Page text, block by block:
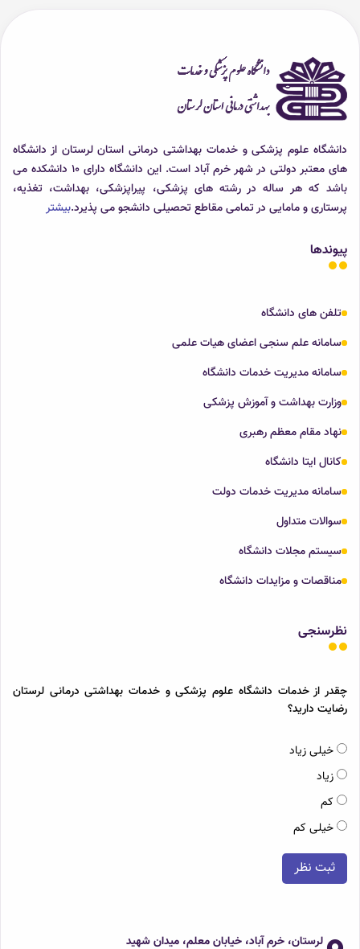
دانشگاه علوم پزشکی و خدمات بهداشتی درمانی استان لرستان از دانشگاه
های معتبر دولتی در شهر خرم آباد است. این دانشگاه دارای 10 دانشکده می
باشد که هر ساله در رشته های پزشکی، پیراپزشکی، بهداشت، تغذیه،
پرستاری و مامایی در تمامی مقاطع تحصیلی دانشجو می پذیرد.بیشتر
پیوندها
تلفن های دانشگاه
سامانه علم سنجی اعضای هیات علمی
سامانه مدیریت خدمات دانشگاه
وزارت بهداشت و آموزش پزشکی
نهاد مقام معظم رهبری
کانال ایتا دانشگاه
سامانه مدیریت خدمات دولت
سوالات متداول
سیستم مجلات دانشگاه
مناقصات و مزایدات دانشگاه
نظرسنجی
چقدر از خدمات دانشگاه علوم پزشکی و خدمات بهداشتی درمانی لرستان
رضایت دارید؟
خیلی زیاد
زیاد
کم
خیلی کم
ثبت نظر
لرستان، خرم آباد، خیابان معلم، میدان شهید